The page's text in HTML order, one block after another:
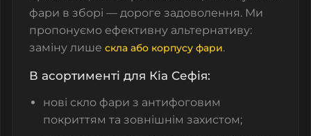
фари в зборі — дороге задоволення. Ми
пропонуємо ефективну альтернативу:
заміну лише скла або корпусу фари.
В асортименті для Кіа Сефія:
нові скло фари з антифоговим
покриттям та зовнішнім захистом;